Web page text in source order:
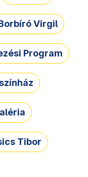
Virgil
Program
Tibor